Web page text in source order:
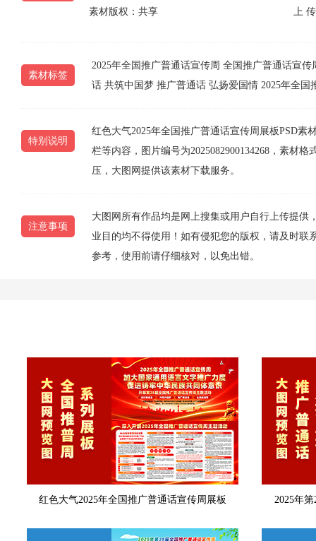
素材版权：共享
上
素材标签
2025年全国推广普通话宣传周 全国推广普通话宣传
话 共筑中国梦 推广普通话 弘扬爱国情 2025年全国
特别说明
红色大气2025年全国推广普通话宣传周展板PSD素
栏等内容，图片编号为2025082900134268，素材
压，大图网提供该素材下载服务。
注意事项
大图网所有作品均是网上搜集或用户自行上传提
业目的均不得使用！如有侵犯您的版权，请及时联
参考，使用前请仔细核对，以免出错。
红色大气2025年全国推广普通话宣传周展板 2025年